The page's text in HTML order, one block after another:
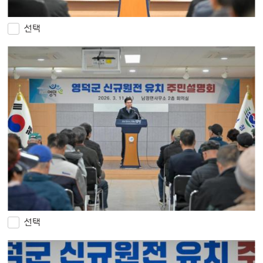
선택
선택